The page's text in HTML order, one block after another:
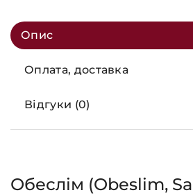
Опис
Оплата, доставка
Відгуки (0)
Обеслім (Obeslim,